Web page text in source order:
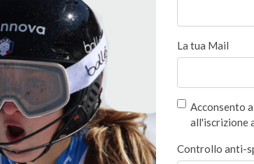
La tua Mail
Acconsento
all'iscrizione
Controllo anti-